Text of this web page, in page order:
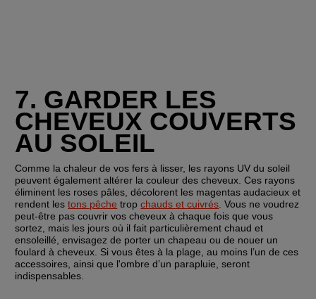
7. GARDER LES
CHEVEUX COUVERTS
AU SOLEIL
Comme la chaleur de vos fers à lisser, les rayons UV du soleil
peuvent également altérer la couleur des cheveux. Ces rayons
éliminent les roses pâles, décolorent les magentas audacieux et
rendent les tons pêche trop chauds et cuivrés. Vous ne voudrez
peut-être pas couvrir vos cheveux à chaque fois que vous
sortez, mais les jours où il fait particulièrement chaud et
ensoleillé, envisagez de porter un chapeau ou de nouer un
foulard à cheveux. Si vous êtes à la plage, au moins l’un de ces
accessoires, ainsi que l'ombre d’un parapluie, seront
indispensables.